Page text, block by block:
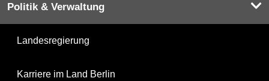
Politik & Verwaltung
Landesregierung
Karriere im Land Berlin